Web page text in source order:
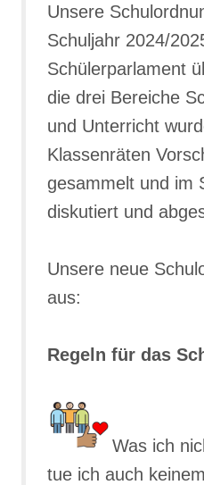
Unsere
Schuljahr 2024/
Schülerparlament
die drei Bereiche
und Unterricht
Klassenräten
gesammelt und im
diskutiert und
Unsere neue
aus:
Regeln für das
Was ich
tue ich auch